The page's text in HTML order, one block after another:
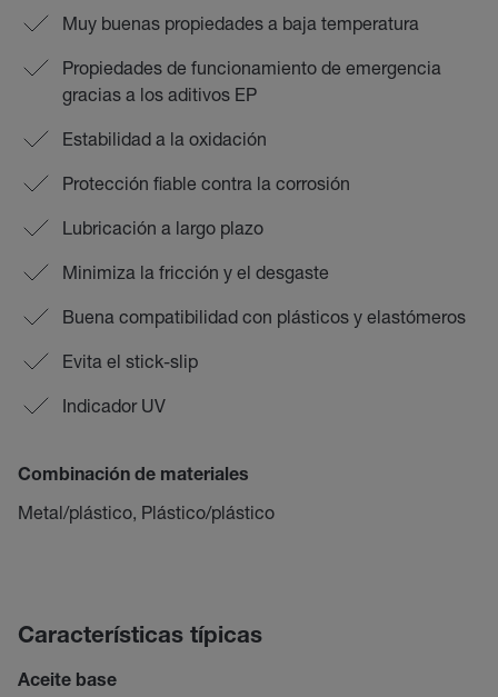
Muy buenas propiedades a baja temperatura
Propiedades de funcionamiento de emergencia
gracias a los aditivos EP
Estabilidad a la oxidación
Protección fiable contra la corrosión
Lubricación a largo plazo
Minimiza la fricción y el desgaste
Buena compatibilidad con plásticos y elastómeros
Evita el stick-slip
Indicador UV
Combinación de materiales
Metal/plástico, Plástico/plástico
Características típicas
Aceite base